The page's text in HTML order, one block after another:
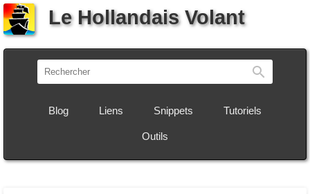
Le Hollandais Volant
Blog Liens Snippets Tutoriels
Outils